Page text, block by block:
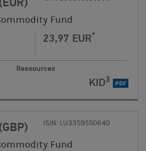
Fund
23,97 EUR*
Ressources
KID3 PDF
ISIN: LU3359550640
Fund